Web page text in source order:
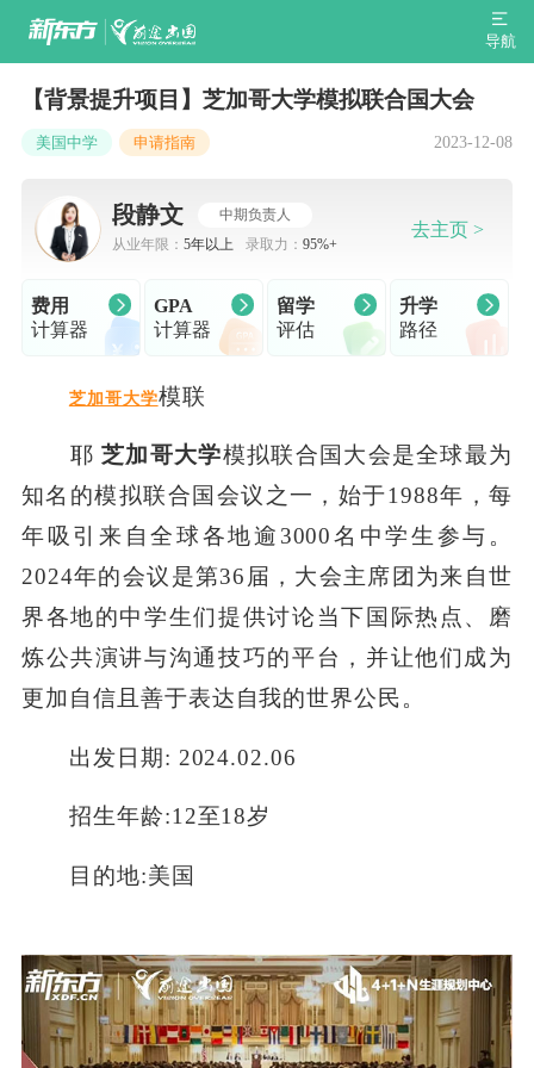
导航
【背景提升项目】芝加哥大学模拟联合国大会
美国中学 申请指南 2023-12-08
段静文
中期负责人
从业年限： 5年以上 录取力： 95%+
去主页 >
费用
计算器
GPA
计算器
留学
评估
升学
路径
芝加哥大学模联
耶芝加哥大学模拟联合国大会是全球最为
知名的模拟联合国会议之一，始于1988年，每
年吸引来自全球各地逾3000名中学生参与。
2024年的会议是第36届，大会主席团为来自世
界各地的中学生们提供讨论当下国际热点、磨
炼公共演讲与沟通技巧的平台，并让他们成为
更加自信且善于表达自我的世界公民。
出发日期: 2024.02.06
招生年龄:12至18岁
目的地:美国